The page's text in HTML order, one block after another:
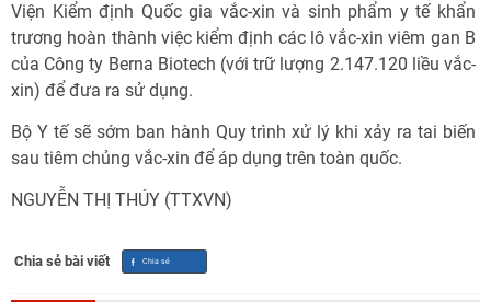
Viện Kiểm định Quốc gia vắc-xin và sinh phẩm y tế khẩn
trương hoàn thành việc kiểm định các lô vắc-xin viêm gan B
của Công ty Berna Biotech (với trữ lượng 2.147.120 liều vắc-
xin) để đưa ra sử dụng.
Bộ Y tế sẽ sớm ban hành Quy trình xử lý khi xảy ra tai biến
sau tiêm chủng vắc-xin để áp dụng trên toàn quốc.
NGUYỄN THỊ THÚY (TTXVN)
Chia sẻ bài viết